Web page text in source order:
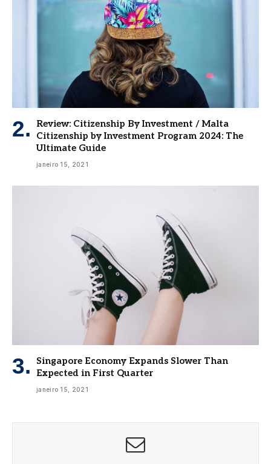
Review: Citizenship By Investment / Malta
Citizenship by Investment Program 2024: The
Ultimate Guide
janeiro 15, 2021
Singapore Economy Expands Slower Than
Expected in First Quarter
janeiro 15, 2021